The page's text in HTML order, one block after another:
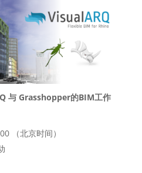
与 Grasshopper的BIM工作
（北京时间）